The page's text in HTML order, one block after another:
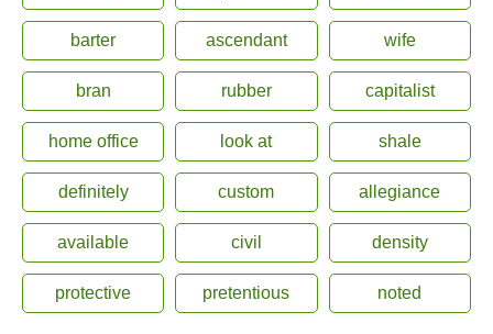
barter ascendant wife
bran rubber capitalist
home office look at shale
definitely custom allegiance
available civil density
protective pretentious noted